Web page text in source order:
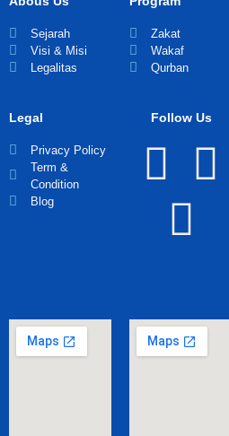
Sejarah
Visi & Misi
Legalitas
Zakat
Wakaf
Qurban
Legal
Privacy Policy
Term &
Condition
Blog
Follow Us